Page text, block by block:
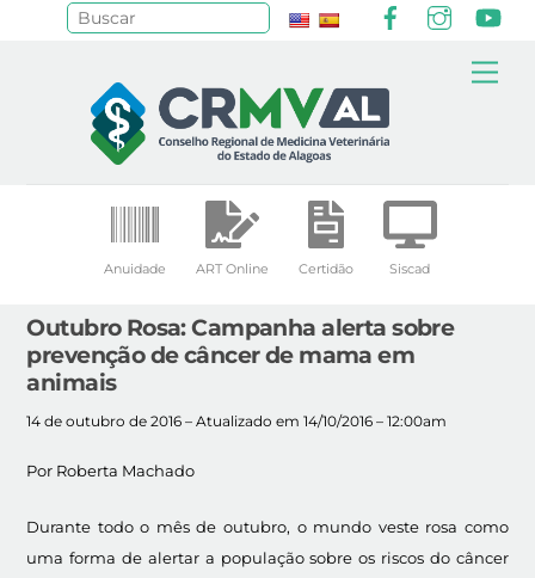
Anuidade ART Online Certidão Siscad
Outubro Rosa: Campanha alerta sobre
prevenção de câncer de mama em
animais
14 de outubro de 2016 – Atualizado em 14/10/2016 – 12:00am
Por Roberta Machado
Durante todo o mês de outubro, o mundo veste rosa como
uma forma de alertar a população sobre os riscos do câncer